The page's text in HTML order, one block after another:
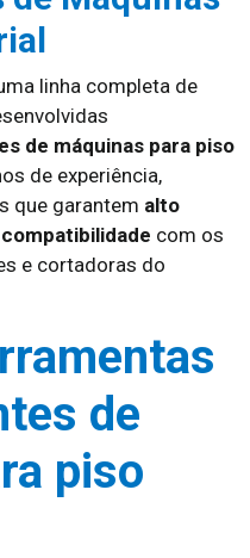
linha completa de
de máquinas para piso
de experiência,
que garantem alto
com os
e cortadoras do
de
piso